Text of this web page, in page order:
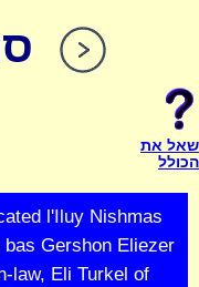
שאל את
הכולל
l'Iluy Nishmas
Gershon Eliezer
law, Eli Turkel of